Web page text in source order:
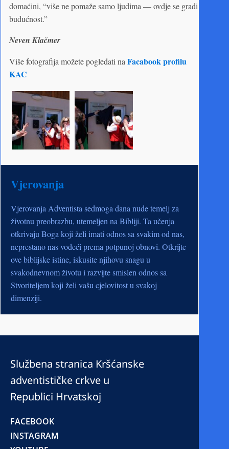
domaćini, “više ne pomaže samo ljudima — ovdje se gradi
budućnost.”
Neven Klačmer
Više fotografija možete pogledati naFacabook profilu
KAC
Vjerovanja
Vjerovanja Adventista sedmoga dana nude temelj za
životnu preobrazbu, utemeljen na Bibliji. Ta učenja
otkrivaju Boga koji želi imati odnos sa svakim od nas,
neprestano nas vodeći prema potpunoj obnovi. Otkrijte
ove biblijske istine, iskusite njihovu snagu u
svakodnevnom životu i razvijte smislen odnos sa
Stvoriteljem koji želi vašu cjelovitost u svakoj
dimenziji.
Službena stranica Kršćanske
adventističke crkve u
Republici Hrvatskoj
FACEBOOK
INSTAGRAM